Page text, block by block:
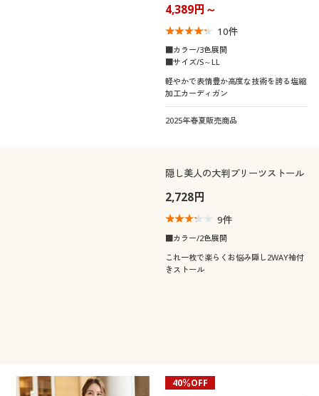
4,389円～
10件
■カラー/3色展開
■サイズ/S～LL
軽やかで表情豊か高度な技術を誇る塩縮
加工カーディガン
2025年春夏販売商品
隠し美人の大判プリーツストール
2,728円
9件
■カラー/2色展開
これ一枚で楽らくお悩み隠し2WAY袖付
きストール
40％OFF